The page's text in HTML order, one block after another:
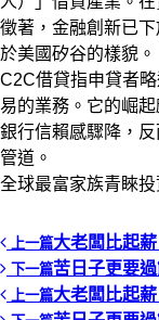
徵著，金融創新已
於美國矽谷的樣貌。
C2C借貸指申貸者
易的業務。它的崛
銀行信賴感驟降，
管道。
全球最富家族青睞投
上一篇大老闆比起
下一篇苦日子更要
上一篇大老闆比起